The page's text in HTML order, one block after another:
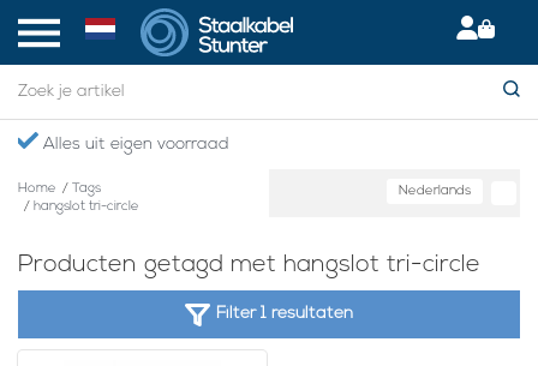
Alles uit eigen voorraad
Home /
Tags
/ hangslot tri-circle
Nederlands
Producten getagd met hangslot tri-circle
Filter 1 resultaten